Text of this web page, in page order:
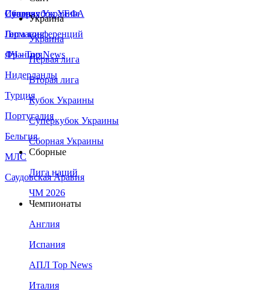
Сборная Украины
Италия
Германия
Франция
Нидерланды
Турция
Португалия
Бельгия
МЛС
Саудовская Аравия
Суперкубок УЕФА
Лига конференций
ЛЧ - Top News
Украина
Украина
Первая лига
Вторая лига
Кубок Украины
Суперкубок Украины
Сборная Украины
Сборные
Лига наций
ЧМ 2026
Чемпионаты
Англия
Испания
АПЛ Top News
Италия